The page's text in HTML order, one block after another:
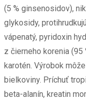
(5 % ginsenosidov),
glykosidy,
vápenatý, pyridoxin
z čierneho korenia
karotén. Výrobok
bielkoviny. Príchuť
beta-alanín, kreatin